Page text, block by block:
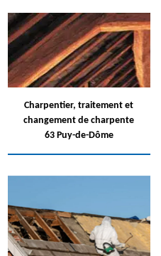
Charpentier, traitement et
changement de charpente
63 Puy-de-Dôme